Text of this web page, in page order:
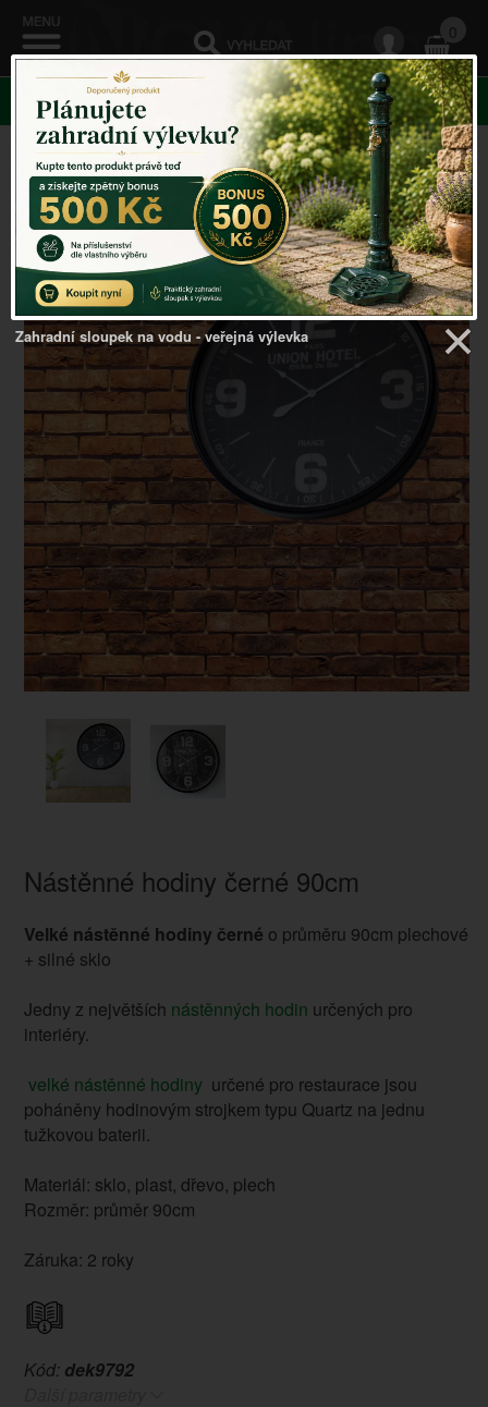
0
KATEGORIE
Venkovský domov ->Nástěnné hodiny->Nástěnné
hodiny černé 90cm
Nástěnné hodiny černé 90cm
Velké nástěnné hodiny černé o průměru 90cm plechové
+ silné sklo
Jedny z největších nástěnných hodin určených pro
interiéry.
velké nástěnné hodiny určené pro restaurace jsou
poháněny hodinovým strojkem typu Quartz na jednu
tužkovou baterii.
Materiál: sklo, plast, dřevo, plech
Rozměr: průměr 90cm
Záruka: 2 roky
Kód: dek9792
Zahradní sloupek na vodu - veřejná výlevka